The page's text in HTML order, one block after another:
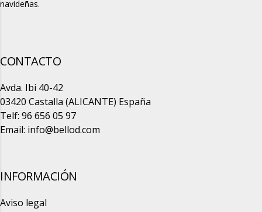
navideñas.
CONTACTO
Avda. Ibi 40-42
03420 Castalla (ALICANTE) España
Telf: 96 656 05 97
Email: info@bellod.com
INFORMACIÓN
Aviso legal